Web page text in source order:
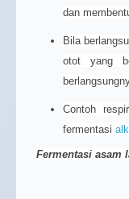
dan
Bila
otot yang
Contoh
fermentasi
Fermentasi asam